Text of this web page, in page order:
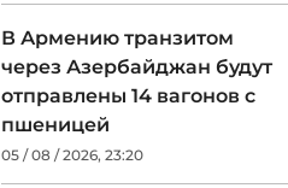
В Армению транзитом
через Азербайджан будут
отправлены 14 вагонов с
пшеницей
05 / 08 / 2026, 23:20